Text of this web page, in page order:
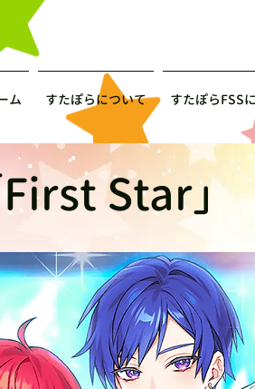
ム すたぽらについて すたぽらFSS
Star」